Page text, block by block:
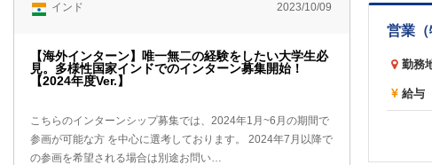
インド 2023/10/09
【海外インターン】唯一無二の経験をしたい大学生必
見。多様性国家インドでのインターン募集開始！
【2024年度Ver.】
こちらのインターンシップ募集では、2024年1月~6月の期間で
参画が可能な方 を中心に選考しております。 2024年7月以降で
の参画を希望される場合は別途お問い…
営業
勤務
給与